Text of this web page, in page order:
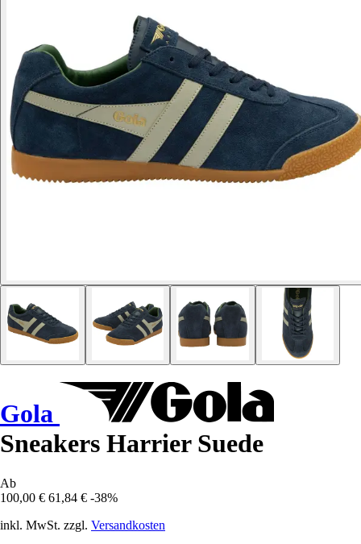
Gola
Sneakers Harrier Suede
Ab
100,00 € 61,84 € -38%
inkl. MwSt. zzgl. Versandkosten